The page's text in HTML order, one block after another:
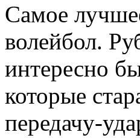
Самое
волейбол.
интересно
которые
передачу-